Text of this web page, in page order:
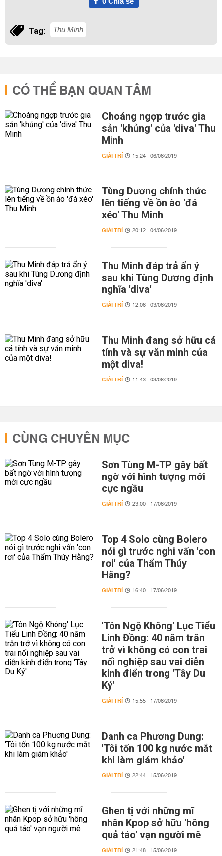
Tag: Thu Minh
CÓ THỂ BẠN QUAN TÂM
Choáng ngợp trước gia
sản 'khủng' của 'diva' Thu
Minh
GIẢI TRÍ 15:24 | 06/06/2019
Tùng Dương chính thức
lên tiếng về ồn ào 'đá
xéo' Thu Minh
GIẢI TRÍ 20:12 | 04/06/2019
Thu Minh đáp trả ẩn ý
sau khi Tùng Dương định
nghĩa 'diva'
GIẢI TRÍ 12:06 | 03/06/2019
Thu Minh đang sở hữu cá
tính và sự văn minh của
một diva!
GIẢI TRÍ 11:43 | 03/06/2019
CÙNG CHUYÊN MỤC
Sơn Tùng M-TP gây bất
ngờ với hình tượng mới
cực ngầu
GIẢI TRÍ 23:00 | 17/06/2019
Top 4 Solo cùng Bolero
nói gì trước nghi vấn 'con
rơi' của Thẩm Thúy
Hằng?
GIẢI TRÍ 16:40 | 17/06/2019
'Tôn Ngộ Không' Lục Tiểu
Linh Đồng: 40 năm trăn
trở vì không có con trai
nối nghiệp sau vai diễn
kinh điển trong 'Tây Du
Ký'
GIẢI TRÍ 15:55 | 17/06/2019
Danh ca Phương Dung:
'Tôi tốn 100 kg nước mắt
khi làm giám khảo'
GIẢI TRÍ 22:44 | 15/06/2019
Ghen tị với những mĩ
nhân Kpop sở hữu 'hông
quả táo' vạn người mê
GIẢI TRÍ 21:48 | 15/06/2019